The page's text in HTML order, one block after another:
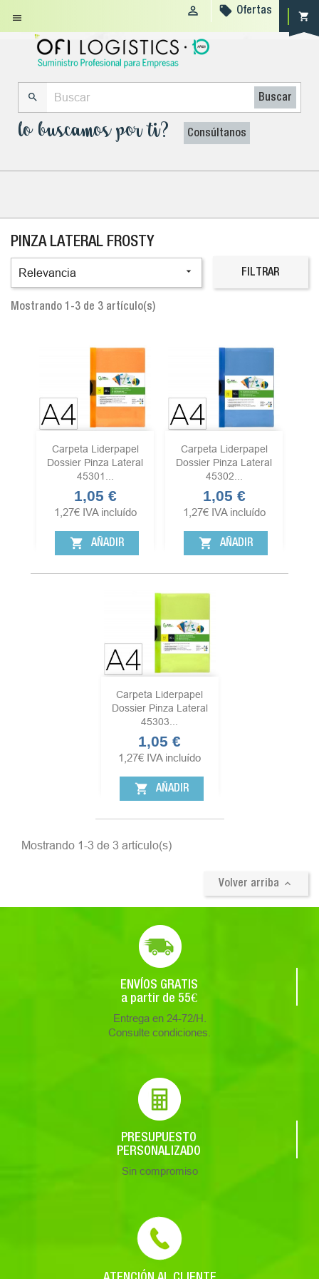
 shopping_cart
  Ofertas
 Buscar
lo buscamos por ti? Consúltanos
PINZA LATERAL FROSTY
Relevancia  FILTRAR
Mostrando 1-3 de 3 artículo(s)
Carpeta Liderpapel
Dossier Pinza Lateral
45301...
Precio
1,05 €
1,27€ IVA incluído
shopping_cart AÑADIR
Carpeta Liderpapel
Dossier Pinza Lateral
45302...
Precio
1,05 €
1,27€ IVA incluído
shopping_cart AÑADIR
Carpeta Liderpapel
Dossier Pinza Lateral
45303...
Precio
1,05 €
1,27€ IVA incluído
shopping_cart AÑADIR
Mostrando 1-3 de 3 artículo(s)
Volver arriba 
ENVÍOS GRATIS
a partir de 55€
Entrega en 24-72/H.
Consulte condiciones.
PRESUPUESTO
PERSONALIZADO
Sin compromiso